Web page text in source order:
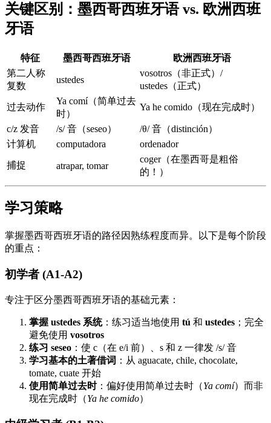
关键区别：墨西哥西班牙语 vs. 欧洲西班
牙语
特征 墨西哥西班牙语
欧洲西班牙语
第二人称
复数
ustedes
vosotros（非正式）/
ustedes（正式）
过去动作
Ya comí（简单过去
时）
Ya he comido（现在完成时）
c/z 发音 /s/ 音（seseo）
/θ/ 音（distinción）
计算机
computadora ordenador
捕捉 atrapar, tomar
coger（在墨西哥是粗俗
的！）
学习策略
掌握墨西哥西班牙语的路径因熟练程度而异。以下是每个阶段
的重点：
初学者 (A1-A2)
专注于区分墨西哥西班牙语的基础元素：
掌握 ustedes 系统：练习适当地使用 tú 和 ustedes ；完全
避免使用 vosotros
练习 seseo ：使 c（在 e/i 前）、s 和 z 一律发 /s/ 音
学习基本的土著借词 ：从 aguacate, chile, chocolate,
tomate, cuate 开始
使用简单过去时：偏好使用简单过去时（Ya comí）而非
现在完成时（Ya he comido）